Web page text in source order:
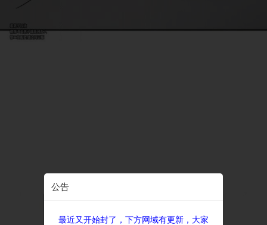
公告
最近又开始封了，下方网域有更新，大家